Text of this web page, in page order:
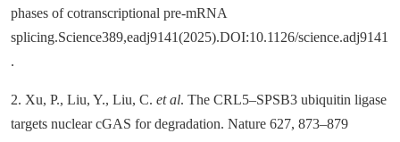
phases of cotranscriptional pre-mRNA
splicing.Science389,eadj9141(2025).DOI:10.1126/science.adj9141
.
2. Xu, P., Liu, Y., Liu, C. et al. The CRL5–SPSB3 ubiquitin ligase
targets nuclear cGAS for degradation. Nature 627, 873–879